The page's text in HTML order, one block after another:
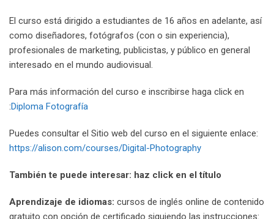
El curso está dirigido a estudiantes de 16 años en adelante, así
como diseñadores, fotógrafos (con o sin experiencia),
profesionales de marketing, publicistas, y público en general
interesado en el mundo audiovisual.
Para más información del curso e inscribirse haga click en
:Diploma Fotografía
Puedes consultar el Sitio web del curso en el siguiente enlace:
https://alison.com/courses/Digital-Photography
También te puede interesar: haz click en el título
Aprendizaje de idiomas: cursos de inglés online de contenido
gratuito con opción de certificado siguiendo las instrucciones: